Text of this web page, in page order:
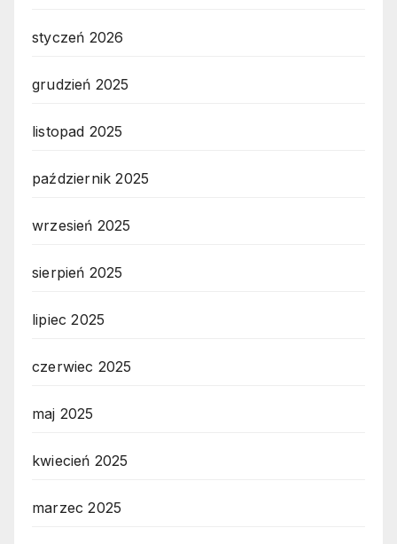
styczeń 2026
grudzień 2025
listopad 2025
październik 2025
wrzesień 2025
sierpień 2025
lipiec 2025
czerwiec 2025
maj 2025
kwiecień 2025
marzec 2025